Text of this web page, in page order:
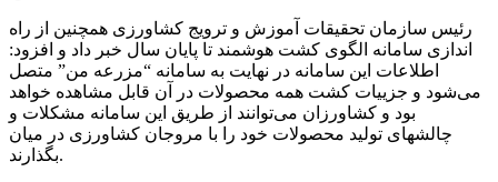
رئیس سازمان تحقیقات آموزش و ترویج کشاورزی همچنین از راه
اندازی سامانه الگوی کشت هوشمند تا پایان سال خبر داد و افزود:
اطلاعات این سامانه در نهایت به سامانه “مزرعه من” متصل
می‌شود و جزییات کشت همه محصولات در آن قابل مشاهده خواهد
بود و کشاورزان می‌توانند از طریق این سامانه مشکلات و
چالشهای­ تولید محصولات ­­خود را با مروجان کشاورزی در میان
بگذارند.